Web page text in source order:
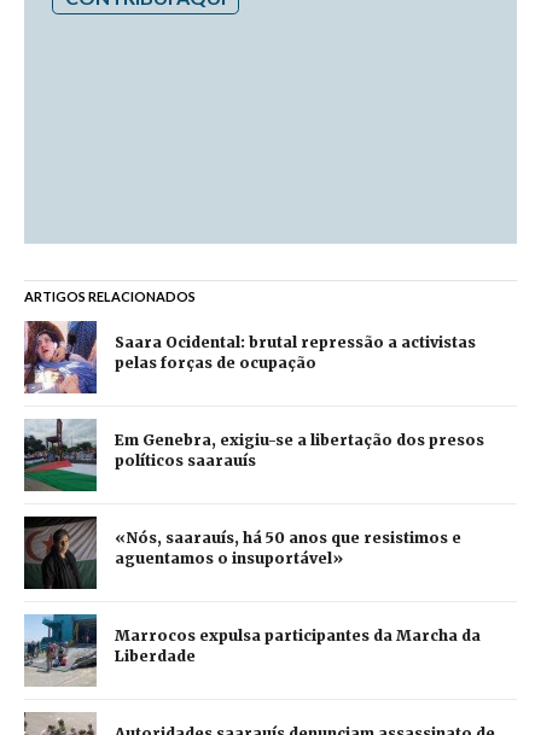
ARTIGOS RELACIONADOS
Saara Ocidental: brutal repressão a activistas
pelas forças de ocupação
Em Genebra, exigiu-se a libertação dos presos
políticos saarauís
«Nós, saarauís, há 50 anos que resistimos e
aguentamos o insuportável»
Marrocos expulsa participantes da Marcha da
Liberdade